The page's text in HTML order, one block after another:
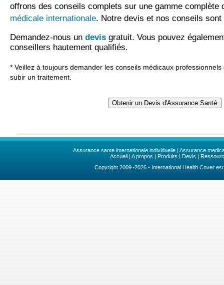
offrons des conseils complets sur une gamme complète
médicale internationale. Notre devis et nos conseils sont
Demandez-nous un devis gratuit. Vous pouvez
conseillers hautement qualifiés.
* Veillez à toujours demander les conseils médicaux
subir un traitement.
Assurance sante internationale individuelle | Assurance
Accueil |A propos |Produits |Devis |
Copyright 2009~2026 - International Health Cover